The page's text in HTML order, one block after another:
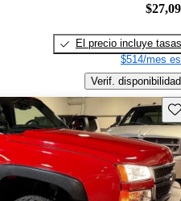
El precio incluye tasas
$514/mes
Verif. disponibilidad